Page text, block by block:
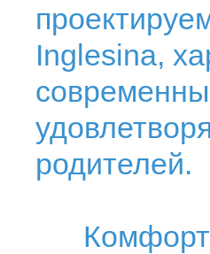
Inglesina,
родителей.
Комфорт и